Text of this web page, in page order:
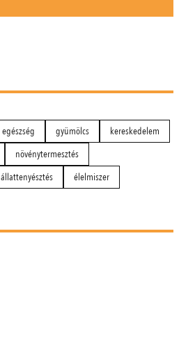
egészség gyümölcs
kereskedelem
növénytermesztés
állattenyésztés élelmiszer